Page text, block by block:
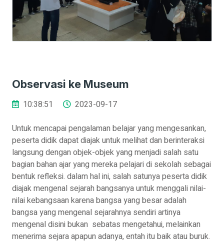
Observasi ke Museum
10:38:51
2023-09-17
Untuk mencapai pengalaman belajar yang mengesankan,
peserta didik dapat diajak untuk melihat dan berinteraksi
langsung dengan objek-objek yang menjadi salah satu
bagian bahan ajar yang mereka pelajari di sekolah sebagai
bentuk refleksi. dalam hal ini, salah satunya peserta didik
diajak mengenal sejarah bangsanya untuk menggali nilai-
nilai kebangsaan karena bangsa yang besar adalah
bangsa yang mengenal sejarahnya sendiri artinya
mengenal disini bukan sebatas mengetahui, melainkan
menerima sejara apapun adanya, entah itu baik atau buruk.